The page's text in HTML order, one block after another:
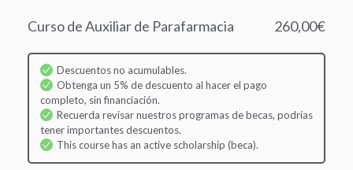
Curso de Auxiliar de Parafarmacia 260,00€
Descuentos no acumulables.
Obtenga un 5% de descuento al hacer el pago
completo, sin financiación.
Recuerda revisar nuestros programas de becas, podrías
tener importantes descuentos.
This course has an active scholarship (beca).